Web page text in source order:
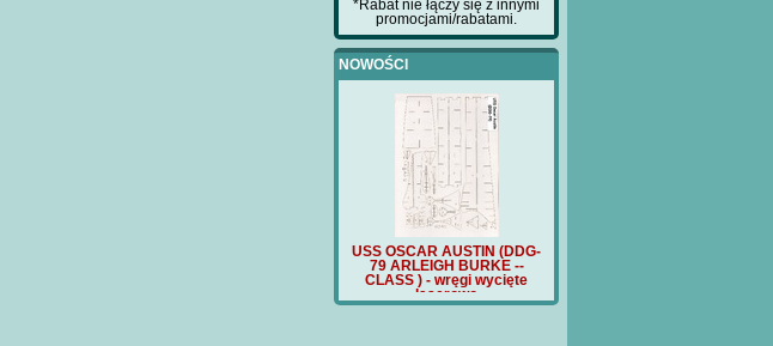
*Rabat nie łączy się z innymi
promocjami/rabatami.
NOWOŚCI
USS OSCAR AUSTIN (DDG-
79 ARLEIGH BURKE --
CLASS ) - wręgi wycięte
laserowo
Cena:90 PLN